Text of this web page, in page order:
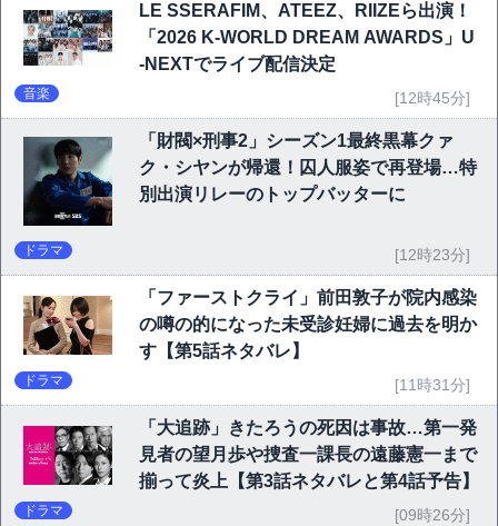
LE SSERAFIM、ATEEZ、RIIZEら出演！
「2026 K-WORLD DREAM AWARDS」U
-NEXTでライブ配信決定
音楽 [12時45分]
「財閥×刑事2」シーズン1最終黒幕クァ
ク・シヤンが帰還！囚人服姿で再登場…特
別出演リレーのトップバッターに
ドラマ [12時23分]
「ファーストクライ」前田敦子が院内感染
の噂の的になった未受診妊婦に過去を明か
す【第5話ネタバレ】
ドラマ [11時31分]
「大追跡」きたろうの死因は事故…第一発
見者の望月歩や捜査一課長の遠藤憲一まで
揃って炎上【第3話ネタバレと第4話予告】
ドラマ [09時26分]